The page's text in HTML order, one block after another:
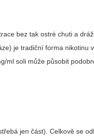
bez tak ostré chuti a
je tradiční forma nikotinu
ml soli může působit
jen část). Celkově se